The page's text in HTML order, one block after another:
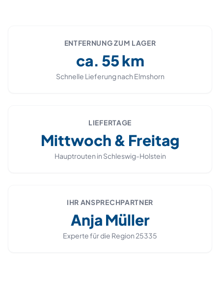
ENTFERNUNG ZUM LAGER
ca. 55km
Schnelle Lieferung nach Elmshorn
LIEFERTAGE
Mittwoch & Freitag
Hauptrouten in Schleswig-Holstein
IHR ANSPRECHPARTNER
Anja Müller
Experte für die Region 25335